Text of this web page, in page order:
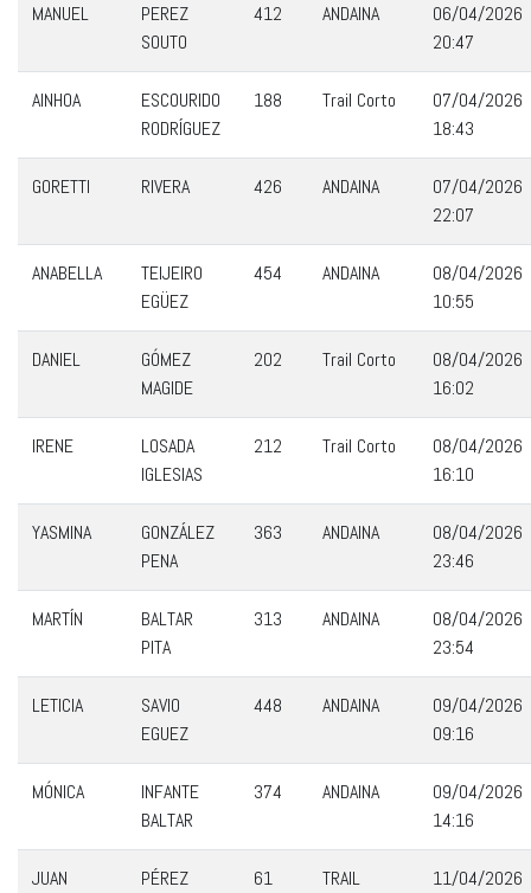
MANUEL
PEREZ
SOUTO
412 ANDAINA
06/04/2026
20:47
AINHOA
ESCOURIDO
RODRÍGUEZ
188 Trail Corto
07/04/2026
18:43
GORETTI RIVERA 426 ANDAINA
07/04/2026
22:07
ANABELLA
TEIJEIRO
EGÜEZ
454 ANDAINA
08/04/2026
10:55
DANIEL
GÓMEZ
MAGIDE
202 Trail Corto
08/04/2026
16:02
IRENE
LOSADA
IGLESIAS
212 Trail Corto
08/04/2026
16:10
YASMINA
GONZÁLEZ
PENA
363 ANDAINA
08/04/2026
23:46
MARTÍN
BALTAR
PITA
313 ANDAINA
08/04/2026
23:54
LETICIA
SAVIO
EGUEZ
448 ANDAINA
09/04/2026
09:16
MÓNICA
INFANTE
BALTAR
374 ANDAINA
09/04/2026
14:16
JUAN
PÉREZ
61
TRAIL
11/04/2026